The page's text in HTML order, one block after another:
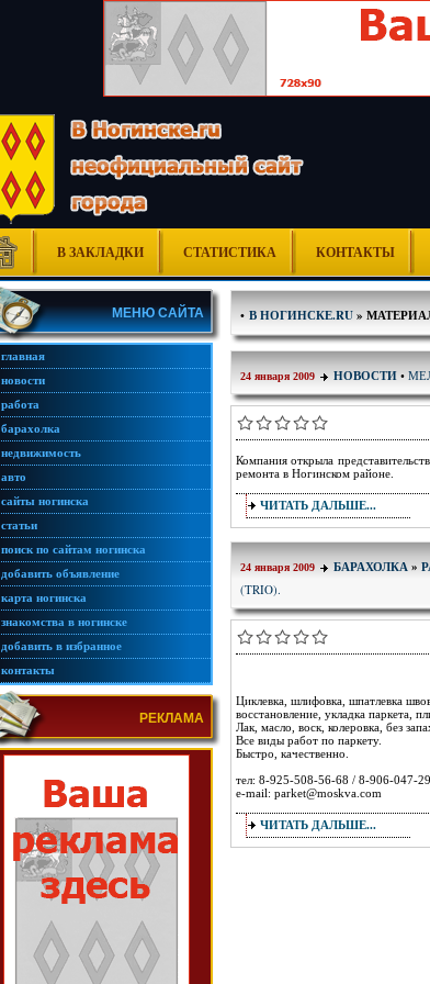
В ЗАКЛАДКИ СТАТИСТИКА КОНТАКТЫ
МЕНЮ САЙТА
главная
новости
работа
барахолка
недвижимость
авто
сайты ногинска
статьи
поиск по сайтам ногинска
добавить объявление
карта ногинска
знакомства в ногинске
добавить в избранное
контакты
РЕКЛАМА
• В НОГИНСКЕ.RU»
24 января 2009 НОВОСТИ •
Компания открыла
ремонта в Ногинском районе.
ЧИТАТЬ ДАЛЬШЕ...
24 января 2009 БАРАХОЛКА »
(TRIO).
Циклевка, шлифовка, шпатлевка
восстановление, укладка паркета,
Лак, масло, воск, колеровка, без
Все виды работ по паркету.
Быстро, качественно.
тел: 8-925-508-56-68 / 8-906-047-
e-mail: parket@moskva.com
ЧИТАТЬ ДАЛЬШЕ...